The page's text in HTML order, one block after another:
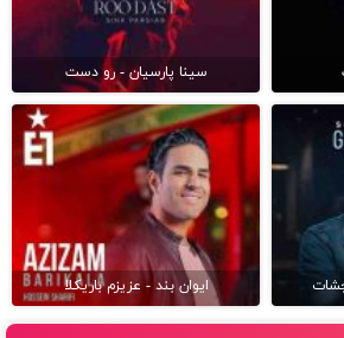
سینا پارسیان - رو دست
ایوان بند - عزیزم باریکلا